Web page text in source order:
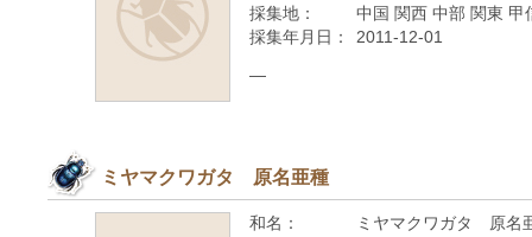
採集地：
中国 関西 中部 関東
採集年月日：
2011-12-01
—
ミヤマクワガタ 原名亜種
和名：
ミヤマクワガタ 原名